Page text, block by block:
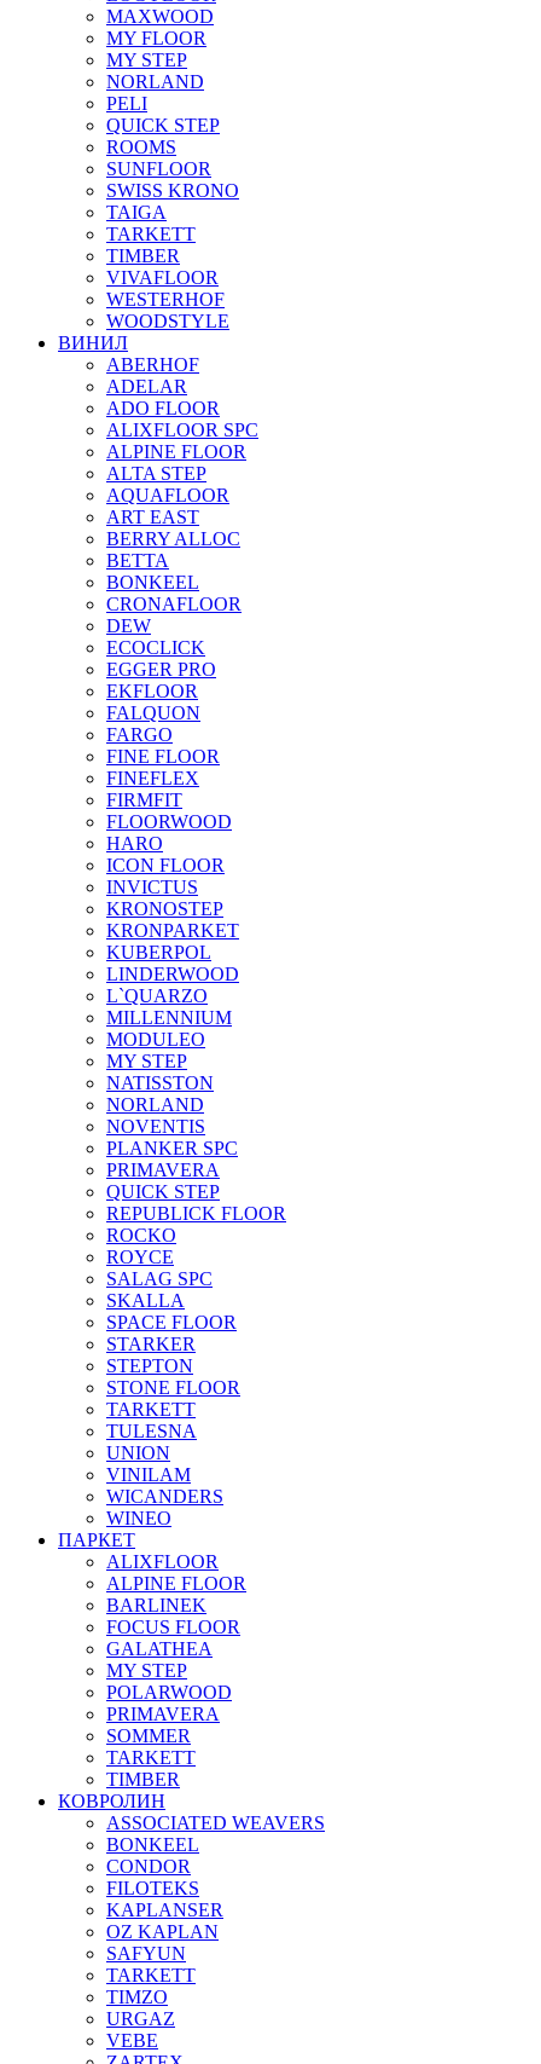
MAXWOOD
MY FLOOR
MY STEP
NORLAND
PELI
QUICK STEP
ROOMS
SUNFLOOR
SWISS KRONO
TAIGA
TARKETT
TIMBER
VIVAFLOOR
WESTERHOF
WOODSTYLE
ВИНИЛ
ABERHOF
ADELAR
ADO FLOOR
ALIXFLOOR SPC
ALPINE FLOOR
ALTA STEP
AQUAFLOOR
ART EAST
BERRY ALLOC
BETTA
BONKEEL
CRONAFLOOR
DEW
ECOCLICK
EGGER PRO
EKFLOOR
FALQUON
FARGO
FINE FLOOR
FINEFLEX
FIRMFIT
FLOORWOOD
HARO
ICON FLOOR
INVICTUS
KRONOSTEP
KRONPARKET
KUBERPOL
LINDERWOOD
L`QUARZO
MILLENNIUM
MODULEO
MY STEP
NATISSTON
NORLAND
NOVENTIS
PLANKER SPC
PRIMAVERA
QUICK STEP
REPUBLICK FLOOR
ROCKO
ROYCE
SALAG SPC
SKALLA
SPACE FLOOR
STARKER
STEPTON
STONE FLOOR
TARKETT
TULESNA
UNION
VINILAM
WICANDERS
WINEO
ПАРКЕТ
ALIXFLOOR
ALPINE FLOOR
BARLINEK
FOCUS FLOOR
GALATHEA
MY STEP
POLARWOOD
PRIMAVERA
SOMMER
TARKETT
TIMBER
КОВРОЛИН
ASSOCIATED WEAVERS
BONKEEL
CONDOR
FILOTEKS
KAPLANSER
OZ KAPLAN
SAFYUN
TARKETT
TIMZO
URGAZ
VEBE